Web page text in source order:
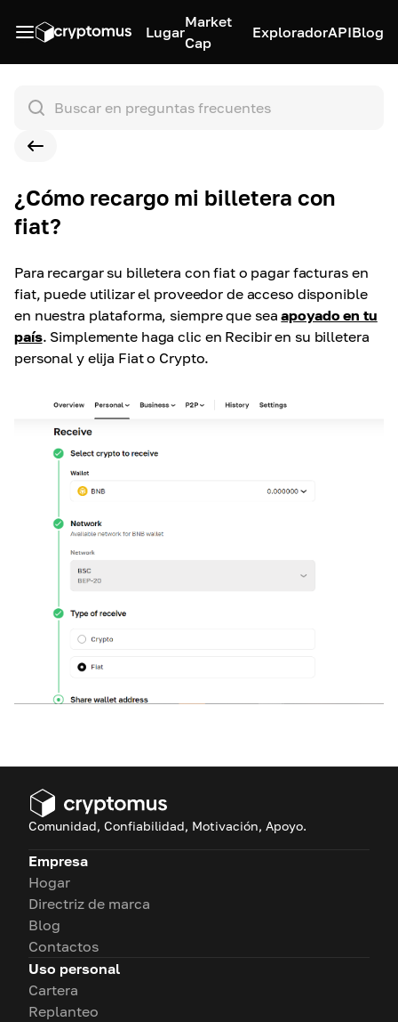
Lugar
Market
Cap
ExploradorAPIBlog
¿Cómo recargo mi billetera con
fiat?
Para recargar su billetera con fiat o pagar facturas en
fiat, puede utilizar el proveedor de acceso disponible
en nuestra plataforma, siempre que sea apoyado en tu
país. Simplemente haga clic en Recibir en su billetera
personal y elija Fiat o Crypto.
Comunidad, Confiabilidad, Motivación, Apoyo.
Empresa
Hogar
Directriz de marca
Blog
Contactos
Uso personal
Cartera
Replanteo